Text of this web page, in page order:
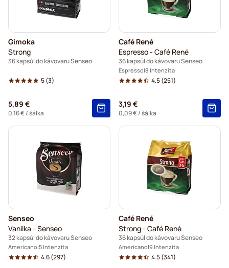
Gimoka
Strong
36 kapsúl do kávovaru Senseo
5(3)
5,89 €
0,16 €/ šálka
Café René
Espresso - Café René
36 kapsúl do kávovaru Senseo
Espresso 8 Intenzita
4.5(251)
3,19 €
0,09 €/ šálka
Senseo
Vanilka - Senseo
32 kapsúl do kávovaru Senseo
Americano 5 Intenzita
4.6(297)
Café René
Strong - Café René
36 kapsúl do kávovaru Senseo
Americano 9 Intenzita
4.5(341)